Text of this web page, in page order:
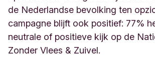
de Nederlandse bevolking ten
campagne blĳft ook positief: 77%
neutrale of positieve kĳk op de
Zonder Vlees & Zuivel.